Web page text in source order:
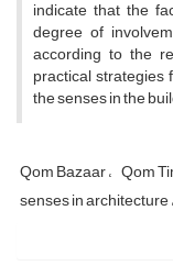
indicate that the
degree of
according to the
practical
the senses in the
Qom Bazaar Qom
senses in architecture